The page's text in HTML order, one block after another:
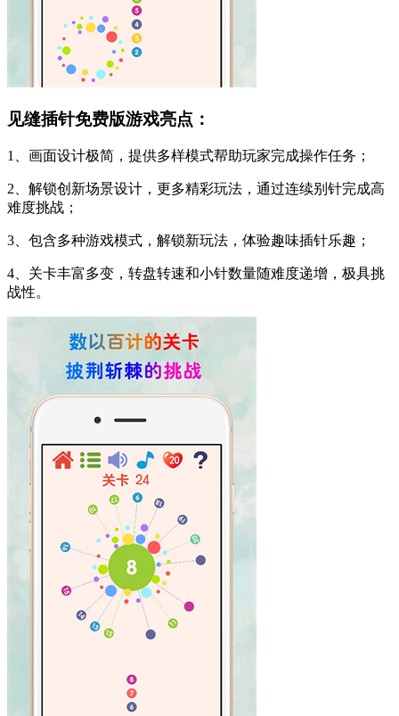
见缝插针免费版游戏亮点：
1、画面设计极简，提供多样模式帮助玩家完成操作任务；
2、解锁创新场景设计，更多精彩玩法，通过连续别针完成高
难度挑战；
3、包含多种游戏模式，解锁新玩法，体验趣味插针乐趣；
4、关卡丰富多变，转盘转速和小针数量随难度递增，极具挑
战性。